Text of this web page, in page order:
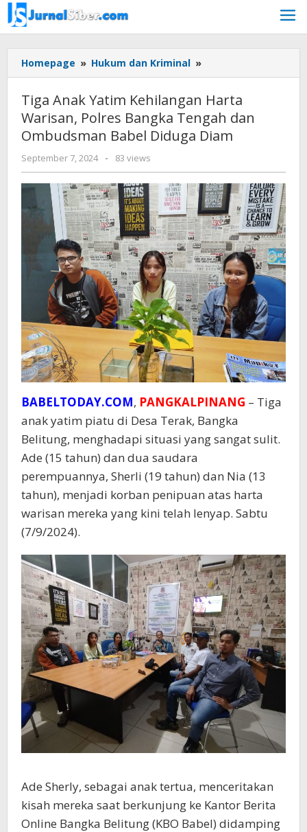
Skip
to
content
Homepage » Hukum dan Kriminal »
Anak
Kehilangan
Harta
Warisan,
Tengah
dan
Ombudsman
Babel
Diduga
Diam
Tiga Anak Yatim Kehilangan Harta
Warisan, Polres Bangka Tengah dan
Ombudsman Babel Diduga Diam
September 7, 2024
by
Jurnalsiber
- 83 views
BABELTODAY.COM, PANGKALPINANG – Tiga
anak yatim piatu di Desa Terak, Bangka
Belitung, menghadapi situasi yang sangat sulit.
Ade (15 tahun) dan dua saudara
perempuannya, Sherli (19 tahun) dan Nia (13
tahun), menjadi korban penipuan atas harta
warisan mereka yang kini telah lenyap. Sabtu
(7/9/2024).
Ade Sherly, sebagai anak tertua, menceritakan
kisah mereka saat berkunjung ke Kantor Berita
Online Bangka Belitung (KBO Babel) didamping